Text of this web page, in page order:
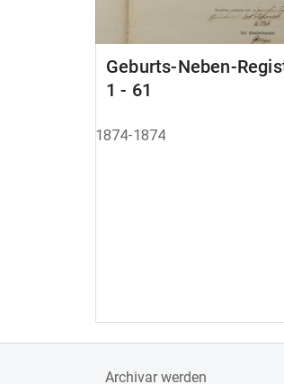
Geburts-Neben-
1 - 61
1874-1874
Archivar werden